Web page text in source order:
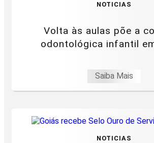
NOTICIAS
Volta às aulas põe a
odontológica infantil
Saiba Mais
NOTICIAS